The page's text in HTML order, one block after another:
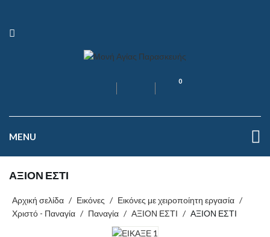
0
MENU
ΑΞΙΟΝ ΕΣΤΙ
Αρχική σελίδα / Εικόνες / Εικόνες με χειροποίητη εργασία /
Χριστό - Παναγία / Παναγία / ΑΞΙΟΝ ΕΣΤΙ / ΑΞΙΟΝ ΕΣΤΙ